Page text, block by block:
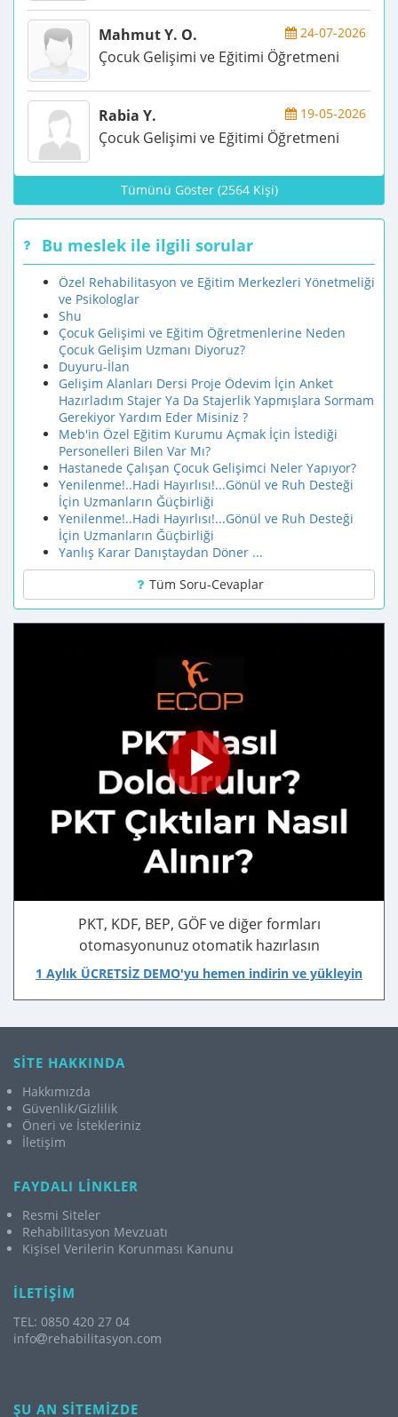
24-07-2026
Mahmut Y. O.
Çocuk Gelişimi ve Eğitimi Öğretmeni
19-05-2026
Rabia Y.
Çocuk Gelişimi ve Eğitimi Öğretmeni
Tümünü Göster (2564 Kişi)
Bu meslek ile ilgili sorular
Özel Rehabilitasyon ve Eğitim Merkezleri Yönetmeliği
ve Psikologlar
Shu
Çocuk Gelişimi ve Eğitim Öğretmenlerine Neden
Çocuk Gelişim Uzmanı Diyoruz?
Duyuru-İlan
Gelişim Alanları Dersi Proje Ödevim İçin Anket
Hazırladım Stajer Ya Da Stajerlik Yapmışlara Sormam
Gerekiyor Yardım Eder Misiniz ?
Meb'in Özel Eğitim Kurumu Açmak İçin İstediği
Personelleri Bilen Var Mı?
Hastanede Çalışan Çocuk Gelişimci Neler Yapıyor?
Yenilenme!..Hadi Hayırlısı!...Gönül ve Ruh Desteği
İçin Uzmanların Ğüçbirliği
Yenilenme!..Hadi Hayırlısı!...Gönül ve Ruh Desteği
İçin Uzmanların Ğüçbirliği
Yanlış Karar Danıştaydan Döner ...
Tüm Soru-Cevaplar
PKT, KDF, BEP, GÖF ve diğer formları
otomasyonunuz otomatik hazırlasın
1 Aylık ÜCRETSİZ DEMO'yu hemen indirin ve yükleyin
SİTE HAKKINDA
Hakkımızda
Güvenlik/Gizlilik
Öneri ve İstekleriniz
İletişim
FAYDALI LİNKLER
Resmi Siteler
Rehabilitasyon Mevzuatı
Kişisel Verilerin Korunması Kanunu
İLETİŞİM
TEL: 0850 420 27 04
info
rehabilitasyon.com
ŞU AN SİTEMİZDE